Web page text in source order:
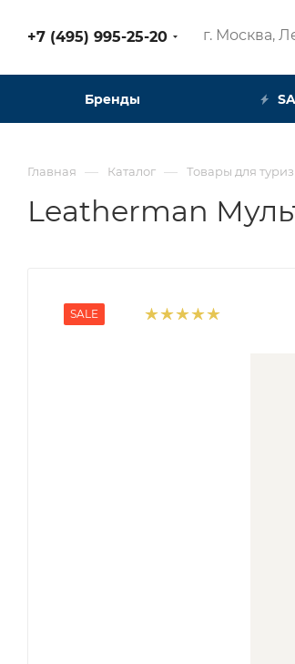
+7 (495) 995-25-20​ г. Москва,
Бренды
Главная — Каталог — Товары для
Leatherman
SALE